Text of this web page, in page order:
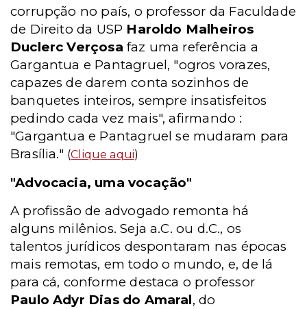
corrupção no país, o professor da Faculdade
de Direito da USP Haroldo Malheiros
Duclerc Verçosa faz uma referência a
Gargantua e Pantagruel, "ogros vorazes,
capazes de darem conta sozinhos de
banquetes inteiros, sempre insatisfeitos
pedindo cada vez mais", afirmando :
"Gargantua e Pantagruel se mudaram para
Brasília." (Clique aqui)
"Advocacia, uma vocação"
A profissão de advogado remonta há
alguns milênios. Seja a.C. ou d.C., os
talentos jurídicos despontaram nas épocas
mais remotas, em todo o mundo, e, de lá
para cá, conforme destaca o professor
Paulo Adyr Dias do Amaral, do